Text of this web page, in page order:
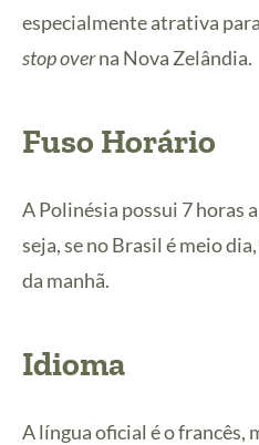
especialmente atrativa
stop overna Nova Zelândia.
Fuso Horário
A Polinésia possui 7 horas
seja, se no Brasil é meio
da manhã.
Idioma
A língua oficial é o francês,